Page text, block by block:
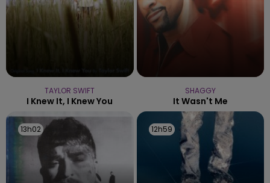
TAYLOR SWIFT
I Knew It, I Knew You
SHAGGY
It Wasn't Me
13h02
13h02 12h59
12h59